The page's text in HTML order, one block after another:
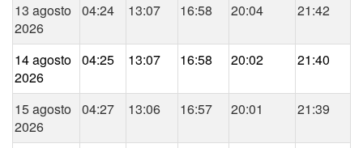
13 agosto
2026
04:24 13:07 16:58 20:04 21:42
14 agosto
2026
04:25 13:07 16:58 20:02 21:40
15 agosto
2026
04:27 13:06 16:57 20:01 21:39